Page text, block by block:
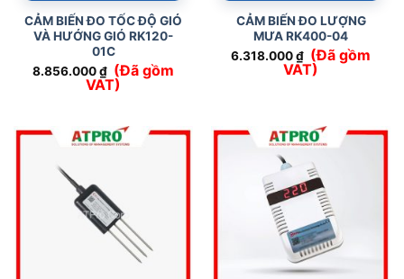
CẢM BIẾN ĐO TỐC ĐỘ GIÓ
VÀ HƯỚNG GIÓ RK120-
01C
8.856.000₫ (Đã gồm
VAT)
CẢM BIẾN ĐO LƯỢNG
MƯA RK400-04
6.318.000₫ (Đã gồm
VAT)